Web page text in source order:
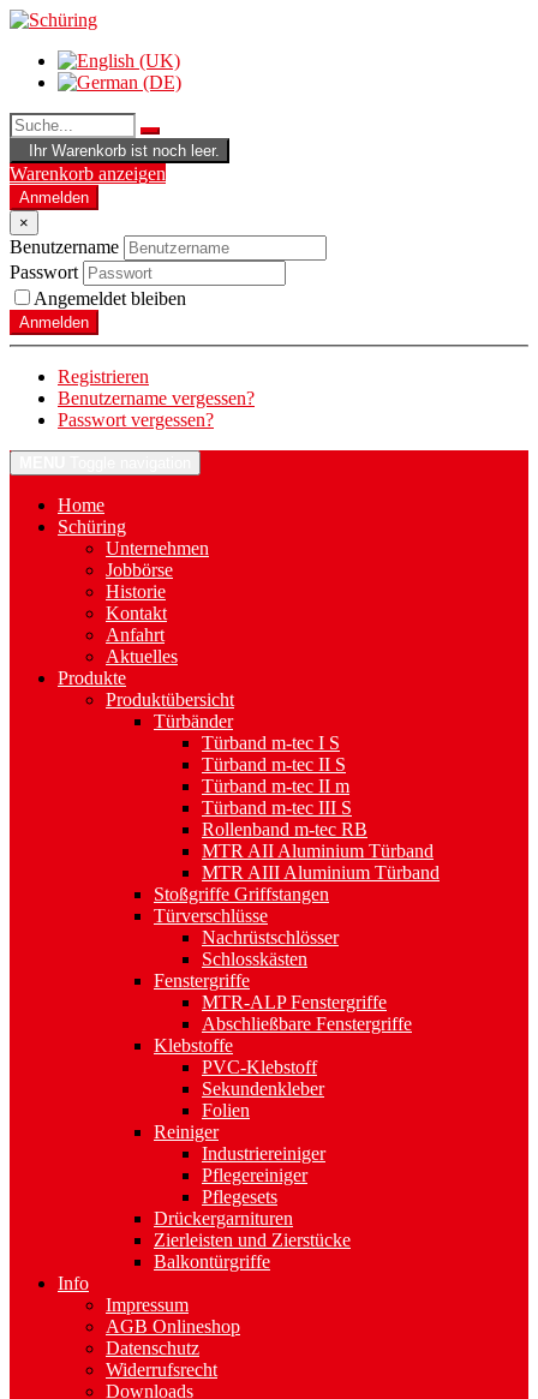
Ihr Warenkorb ist noch leer.
Warenkorb anzeigen
Anmelden
×
Benutzername
Passwort
Angemeldet bleiben
Anmelden
Registrieren
Benutzername vergessen?
Passwort vergessen?
Home
Schüring
Unternehmen
Jobbörse
Historie
Kontakt
Anfahrt
Aktuelles
Produkte
Produktübersicht
Türbänder
Türband m-tec I S
Türband m-tec II S
Türband m-tec II m
Türband m-tec III S
Rollenband m-tec RB
MTR AII Aluminium Türband
MTR AIII Aluminium Türband
Stoßgriffe Griffstangen
Türverschlüsse
Nachrüstschlösser
Schlosskästen
Fenstergriffe
MTR-ALP Fenstergriffe
Abschließbare Fenstergriffe
Klebstoffe
PVC-Klebstoff
Sekundenkleber
Folien
Reiniger
Industriereiniger
Pflegereiniger
Pflegesets
Drückergarnituren
Zierleisten und Zierstücke
Balkontürgriffe
Info
Impressum
AGB Onlineshop
Datenschutz
Widerrufsrecht
Downloads